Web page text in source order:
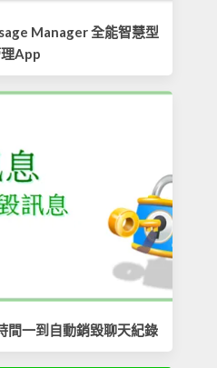
Manager 全能智慧型
App
間一到自動銷毀聊天紀錄